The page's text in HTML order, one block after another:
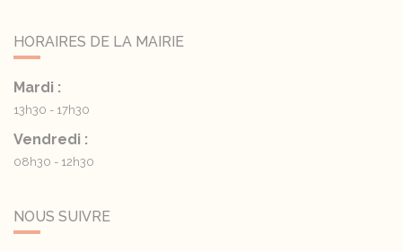
HORAIRES DE LA MAIRIE
Mardi :
13h30 - 17h30
Vendredi :
08h30 - 12h30
NOUS SUIVRE